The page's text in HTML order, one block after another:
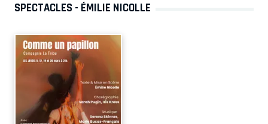
SPECTACLES - ÉMILIE NICOLLE